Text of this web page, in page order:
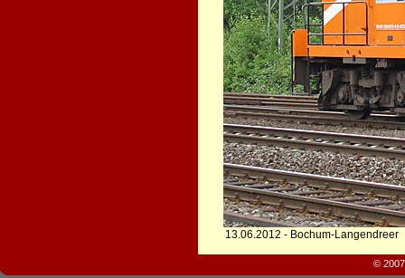
13.06.2012 - Bochum-Langendreer
©